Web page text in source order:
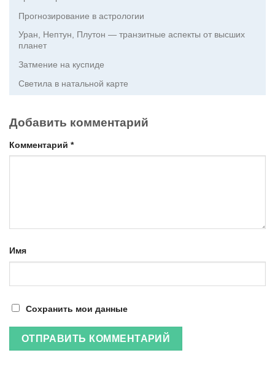
Прогнозирование в астрологии
Уран, Нептун, Плутон — транзитные аспекты от высших
планет
Затмение на куспиде
Светила в натальной карте
Добавить комментарий
Комментарий *
Имя
Сохранить мои данные